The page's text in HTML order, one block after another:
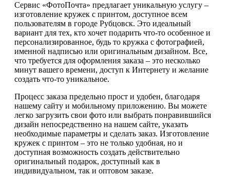
Сервис «ФотоПочта» предлагает уникальную услугу –
изготовление кружек с принтом, доступное всем
пользователям в городе Рубцовск. Это идеальный
вариант для тех, кто хочет подарить что-то особенное и
персонализированное, будь то кружка с фотографией,
именной надписью или оригинальным дизайном. Все,
что требуется для оформления заказа – это несколько
минут вашего времени, доступ к Интернету и желание
создать что-то уникальное.
Процесс заказа предельно прост и удобен, благодаря
нашему сайту и мобильному приложению. Вы можете
легко загрузить свои фото или выбрать понравившийся
дизайн непосредственно на нашем сайте, указать
необходимые параметры и сделать заказ. Изготовление
кружек с принтом – это не только удобная, но и
доступная возможность создать действительно
оригинальный подарок, доступный как в
индивидуальном, так и оптовом заказе.